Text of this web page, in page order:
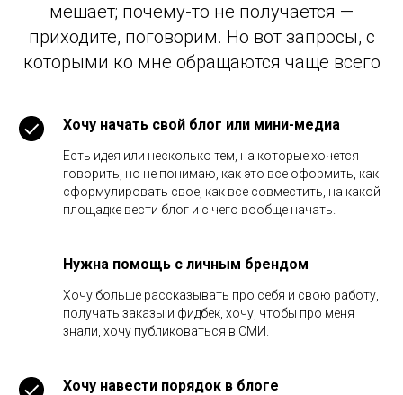
мешает; почему-то не получается —
приходите, поговорим. Но вот запросы, с
которыми ко мне обращаются чаще всего
Хочу начать свой блог или мини-медиа
Есть идея или несколько тем, на которые хочется
говорить, но не понимаю, как это все оформить, как
сформулировать свое, как все совместить, на какой
площадке вести блог и с чего вообще начать.
Нужна помощь с личным брендом
Хочу больше рассказывать про себя и свою работу,
получать заказы и фидбек, хочу, чтобы про меня
знали, хочу публиковаться в СМИ.
Хочу навести порядок в блоге